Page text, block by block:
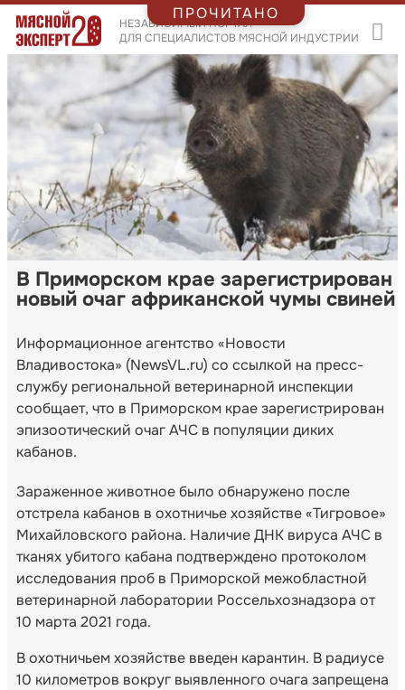
НЕЗАВИСИМЫЙ ПОРТАЛ
ДЛЯ СПЕЦИАЛИСТОВ МЯСНОЙ ИНДУСТРИИ
В Приморском крае зарегистрирован
новый очаг африканской чумы свиней
Информационное агентство «Новости
Владивостока» (NewsVL.ru) со ссылкой на пресс-
службу региональной ветеринарной инспекции
сообщает, что в Приморском крае зарегистрирован
эпизоотический очаг АЧС в популяции диких
кабанов.
Зараженное животное было обнаружено после
отстрела кабанов в охотничье хозяйстве «Тигровое»
Михайловского района. Наличие ДНК вируса АЧС в
тканях убитого кабана подтверждено протоколом
исследования проб в Приморской межобластной
ветеринарной лаборатории Россельхознадзора от
10 марта 2021 года.
В охотничьем хозяйстве введен карантин. В радиусе
10 километров вокруг выявленного очага запрещена
ПРОЧИТАНО